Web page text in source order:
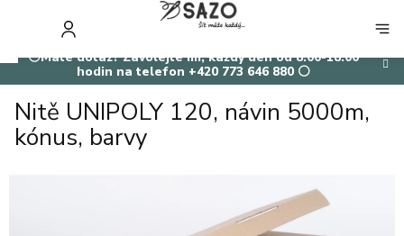
⚪Máte dotaz? Zavolejte mi, každý den od 8:00-18:00
hodin na telefon +420 773 646 880 ⚪
KOŠÍK
Nitě UNIPOLY 120, návin 5000m,
kónus, barvy